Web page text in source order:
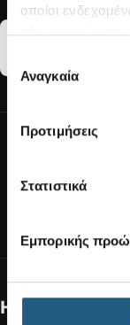
οποίοι
πληροφορίες
των υπηρεσιών
συγκατάθεσης
Αναγκαία
Προτιμήσεις
Στατιστικά
Εμπορικής
Η Εταιρεία